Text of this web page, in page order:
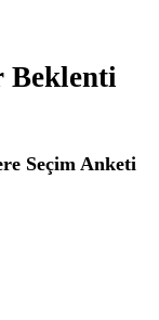
Beklenti
Seçim Anketi